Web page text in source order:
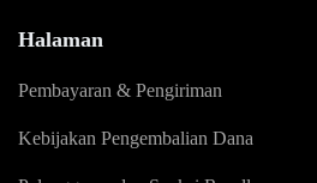
Halaman
Pembayaran & Pengiriman
Kebijakan Pengembalian Dana